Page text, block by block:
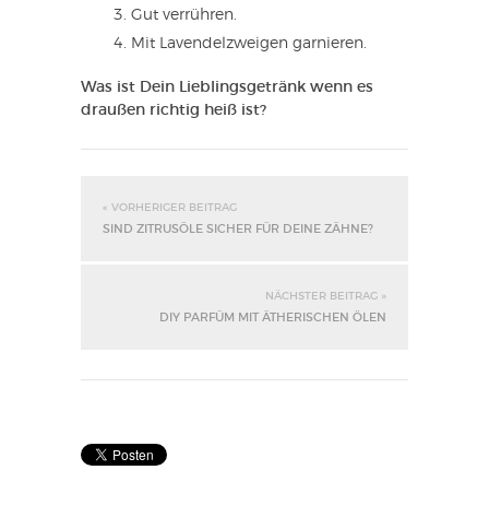
Gut verrühren.
Mit Lavendelzweigen garnieren.
Was ist Dein Lieblingsgetränk wenn es
draußen richtig heiß ist?
« VORHERIGER BEITRAG
SIND ZITRUSÖLE SICHER FÜR DEINE ZÄHNE?
NÄCHSTER BEITRAG »
DIY PARFÜM MIT ÄTHERISCHEN ÖLEN